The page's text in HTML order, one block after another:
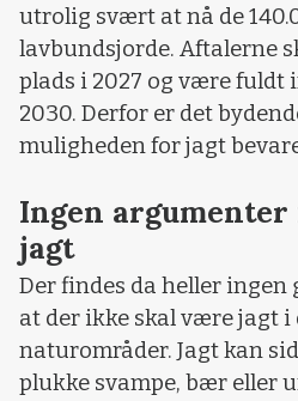
utrolig svært at nå de
lavbundsjorde. Aftalerne
plads i 2027 og være fuldt
2030. Derfor er det
muligheden for jagt
Ingen
jagt
Der findes da heller ingen
at der ikke skal være jagt i
naturområder. Jagt kan
plukke svampe, bær eller